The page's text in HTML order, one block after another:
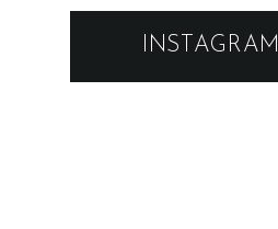
INSTAGRAM